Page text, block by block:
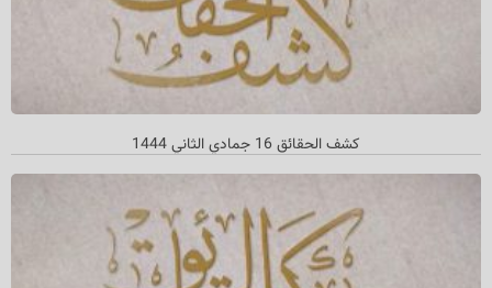
کشف الحقائق 16 جمادي الثاني 1444